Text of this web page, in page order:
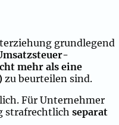
grundlegend
mehr als eine
zu beurteilen sind.
Für Unternehmer
strafrechtlich separat